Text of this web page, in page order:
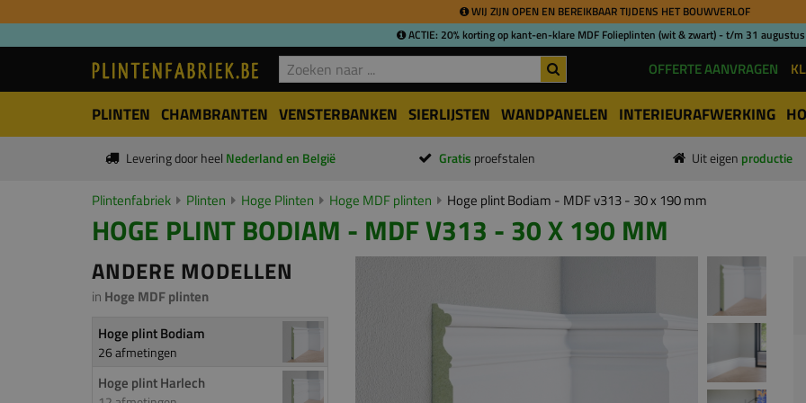
WIJ ZIJN OPEN EN BEREIKBAAR TIJDENS HET BOUWVERLOF
ACTIE: 20% korting op kant-en-klare MDF Folieplinten (wit & zwart) - t/m 31
OFFERTE AANVRAGEN
PLINTEN CHAMBRANTEN VENSTERBANKEN SIERLIJSTEN WANDPANELEN INTERIEURAFWERKING
Levering door heel Nederland en België Gratis proefstalen Uit eigen productie
Plintenfabriek Plinten Hoge Plinten Hoge MDF plinten Hoge plint Bodiam - MDF v313 - 30 x 190 mm
HOGE PLINT BODIAM - MDF V313 - 30 X 190 MM
ANDERE MODELLEN
in Hoge MDF plinten
Hoge plint Bodiam
26 afmetingen
Hoge plint Harlech